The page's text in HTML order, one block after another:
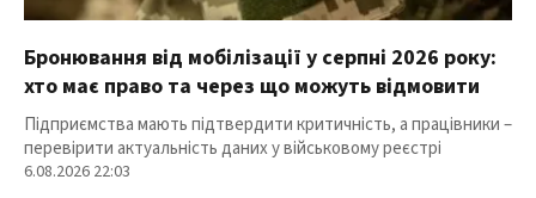
Бронювання від мобілізації у серпні 2026 року:
хто має право та через що можуть відмовити
Підприємства мають підтвердити критичність, а працівники –
перевірити актуальність даних у військовому реєстрі
6.08.2026 22:03